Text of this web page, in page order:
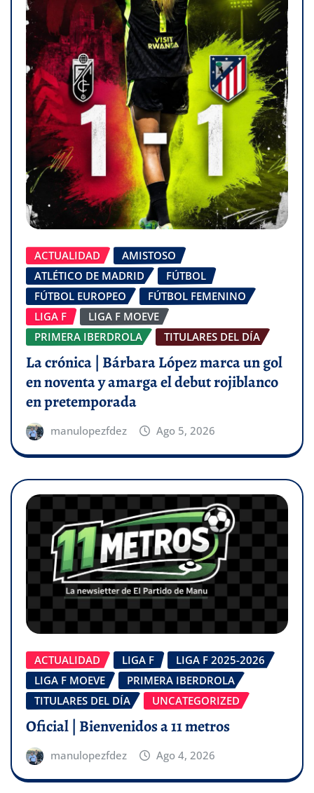
ACTUALIDAD
AMISTOSO
ATLÉTICO DE MADRID
FÚTBOL
FÚTBOL EUROPEO
FÚTBOL FEMENINO
LIGA F
LIGA F MOEVE
PRIMERA IBERDROLA
TITULARES DEL DÍA
La crónica | Bárbara López marca un gol
en noventa y amarga el debut rojiblanco
en pretemporada
manulopezfdez Ago 5, 2026
ACTUALIDAD LIGA F
LIGA F 2025-2026
LIGA F MOEVE
PRIMERA IBERDROLA
TITULARES DEL DÍA
UNCATEGORIZED
Oficial | Bienvenidos a 11 metros
manulopezfdez Ago 4, 2026